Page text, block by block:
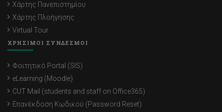
Χάρτης Πανεπιστημίου
Χάρτης Πλοήγησης
Virtual Tour
ΧΡΗΣΙΜΟΙ ΣΥΝΔΕΣΜΟΙ
Φοιτητικό Portal (SIS)
eLearning (Moodle)
CUT Mail (students and staff on Office365)
Επανέκδοση Κωδικού (Password Reset)